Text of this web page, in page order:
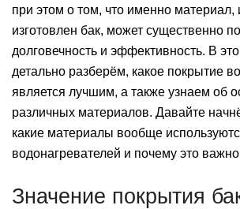
при этом о том, что именно материал,
изготовлен бак, может существенно
долговечность и эффективность. В
детально разберём, какое покрытие
является лучшим, а также узнаем об
различных материалов. Давайте
какие материалы вообще
водонагревателей и почему это
Значение покрытия